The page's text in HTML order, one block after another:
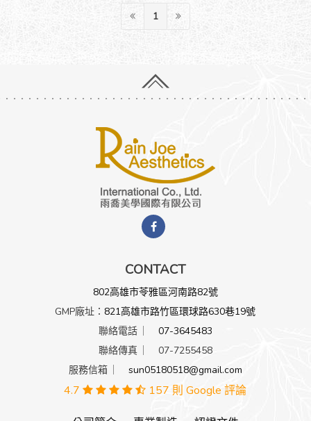
忙，讓細胞活化，使肌膚維持年輕樣貌！
1
CONTACT
802高雄市苓雅區河南路82號
GMP廠址：821高雄市路竹區環球路630巷19號
聯絡電話 ︳ 07-3645483
聯絡傳真 ︳ 07-7255458
服務信箱 ︳ sun05180518@gmail.com
4.7 157 則 Google 評論